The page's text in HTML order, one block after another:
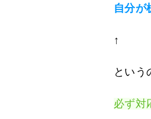
自分が
↑
という
必ず対